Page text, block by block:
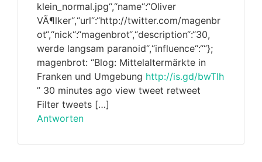
klein_normal.jpg“,“name“:“Oliver
VÃ¶lker“,“url“:“http://twitter.com/magenbr
ot“,“nick“:“magenbrot“,“description“:“30,
werde langsam paranoid“,“influence“:““};
magenbrot: “Blog: Mittelaltermärkte in
Franken und Umgebung http://is.gd/bwTlh
” 30 minutes ago view tweet retweet
Filter tweets […]
Antworten